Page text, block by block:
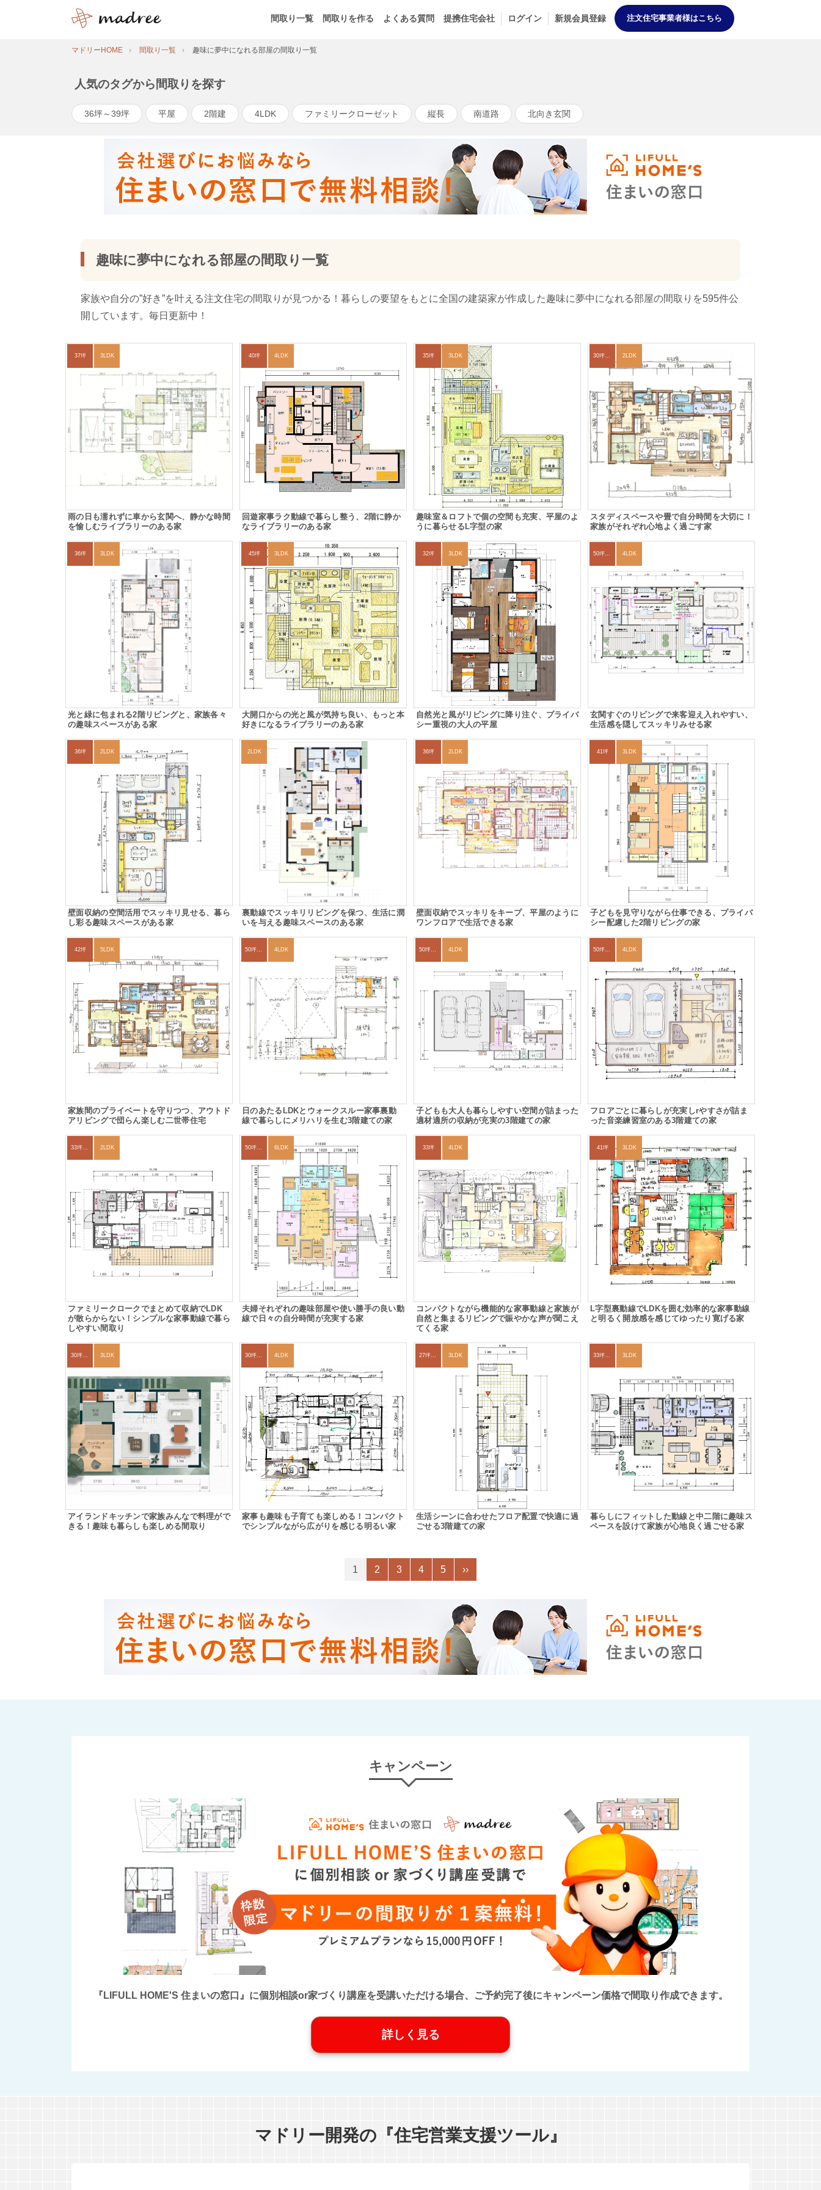
間取り一覧 間取りを作る よくある質問 提携住宅会社 ログイン 新規会員登録 注文住宅事業者様はこちら
マドリーHOME 間取り一覧 趣味に夢中になれる部屋の間取り一覧
人気のタグから間取りを探す
36坪～39坪 平屋 2階建 4LDK ファミリークローゼット 縦長 南道路 北向き玄関
趣味に夢中になれる部屋の間取り一覧
家族や自分の”好き”を叶える注文住宅の間取りが見つかる！暮らしの要望をもとに全国の建築家が作成した趣味に夢中になれる部屋の間取りを595件公
開しています。毎日更新中！
37坪 3LDK
雨の日も濡れずに車から玄関へ、静かな時間
を愉しむライブラリーのある家
40坪 4LDK
回遊家事ラク動線で暮らし整う、2階に静か
なライブラリーのある家
35坪 3LDK
趣味室＆ロフトで個の空間も充実、平屋のよ
うに暮らせるL字型の家
30坪～33坪 2LDK
スタディスペースや畳で自分時間を大切に！
家族がそれぞれ心地よく過ごす家
36坪 3LDK
光と緑に包まれる2階リビングと、家族各々
の趣味スペースがある家
45坪 3LDK
大開口からの光と風が気持ち良い、もっと本
好きになるライブラリーのある家
32坪 3LDK
自然光と風がリビングに降り注ぐ、プライバ
シー重視の大人の平屋
50坪以上 4LDK
玄関すぐのリビングで来客迎え入れやすい、
生活感を隠してスッキリみせる家
36坪 2LDK
壁面収納の空間活用でスッキリ見せる、暮ら
し彩る趣味スペースがある家
2LDK
裏動線でスッキリリビングを保つ、生活に潤
いを与える趣味スペースのある家
36坪 2LDK
壁面収納でスッキリをキープ、平屋のように
ワンフロアで生活できる家
41坪 3LDK
子どもを見守りながら仕事できる、プライバ
シー配慮した2階リビングの家
42坪 5LDK
家族間のプライベートを守りつつ、アウトド
アリビングで団らん楽しむ二世帯住宅
50坪以上 4LDK
日のあたるLDKとウォークスルー家事裏動
線で暮らしにメリハリを生む3階建ての家
50坪以上 4LDK
子どもも大人も暮らしやすい空間が詰まった
適材適所の収納が充実の3階建ての家
50坪以上 4LDK
フロアごとに暮らしが充実しrやすさが詰ま
った音楽練習室のある3階建ての家
33坪～36坪 2LDK
ファミリークロークでまとめて収納でLDK
が散らからない！シンプルな家事動線で暮ら
しやすい間取り
50坪以上 6LDK
夫婦それぞれの趣味部屋や使い勝手の良い動
線で日々の自分時間が充実する家
33坪 4LDK
コンパクトながら機能的な家事動線と家族が
自然と集まるリビングで賑やかな声が聞こえ
てくる家
41坪 3LDK
L字型裏動線でLDKを囲む効率的な家事動線
と明るく開放感を感じてゆったり寛げる家
30坪～33坪 3LDK
アイランドキッチンで家族みんなで料理がで
きる！趣味も暮らしも楽しめる間取り
30坪～33坪 4LDK
家事も趣味も子育ても楽しめる！コンパクト
でシンプルながら広がりを感じる明るい家
27坪〜30坪 3LDK
生活シーンに合わせたフロア配置で快適に過
ごせる3階建ての家
33坪～36坪 3LDK
暮らしにフィットした動線と中二階に趣味ス
ペースを設けて家族が心地良く過ごせる家
1 2 3 4 5 ››
キャンペーン
『LIFULL HOME'S 住まいの窓口』に個別相談or家づくり講座を受講いただける場合、ご予約完了後にキャンペーン価格で間取り作成できます。
詳しく見る
マドリー開発の『住宅営業支援ツール』